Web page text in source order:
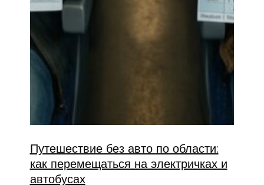
Путешествие без авто по области:
как перемещаться на электричках и
автобусах